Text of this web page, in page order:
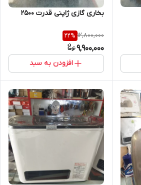
بخاری گازی ژاپنی قدرت 2500
12,800,000
22%
9,900,000
افزودن به سبد